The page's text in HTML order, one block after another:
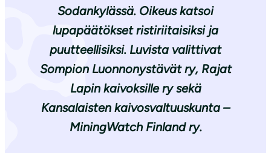
Sodankylässä. Oikeus katsoi
lupapäätökset ristiriitaisiksi ja
puutteellisiksi. Luvista valittivat
Sompion Luonnonystävät ry, Rajat
Lapin kaivoksille ry sekä
Kansalaisten kaivosvaltuuskunta –
MiningWatch Finland ry.